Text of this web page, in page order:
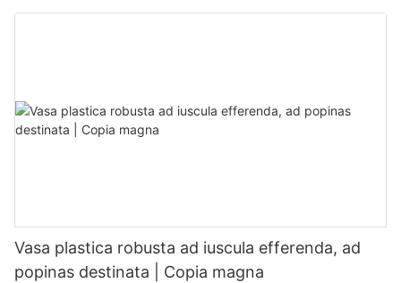
apta pro congelatorio in furno microondarum.
Vasa plastica robusta ad iuscula efferenda, ad
popinas destinata | Copia magna